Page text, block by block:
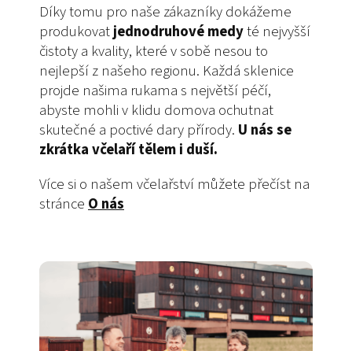
Díky tomu pro naše zákazníky dokážeme
produkovatjednodruhové medyté nejvyšší
čistoty a kvality, které v sobě nesou to
nejlepší z našeho regionu. Každá sklenice
projde našima rukama s největší péčí,
abyste mohli v klidu domova ochutnat
skutečné a poctivé dary přírody. U nás se
zkrátka včelaří tělem i duší.
Více si o našem včelařství můžete přečíst na
stránce O nás